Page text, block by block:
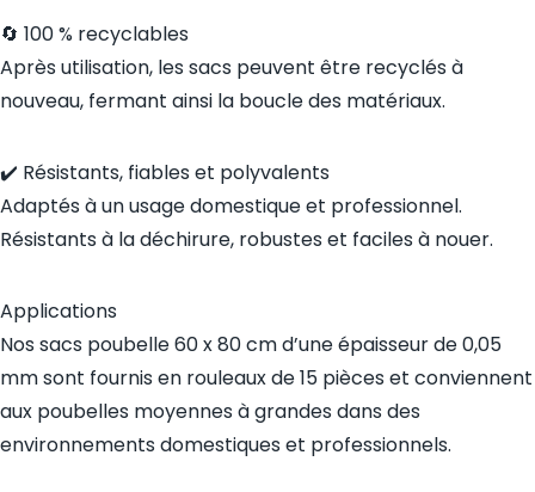
🔄 100 % recyclables
Après utilisation, les sacs peuvent être recyclés à
nouveau, fermant ainsi la boucle des matériaux.
✔️ Résistants, fiables et polyvalents
Adaptés à un usage domestique et professionnel.
Résistants à la déchirure, robustes et faciles à nouer.
Applications
Nos sacs poubelle 60 x 80 cm d’une épaisseur de 0,05
mm sont fournis en rouleaux de 15 pièces et conviennent
aux poubelles moyennes à grandes dans des
environnements domestiques et professionnels.